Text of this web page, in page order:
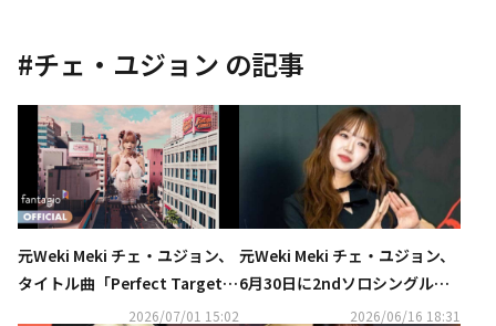
#チェ・ユジョン の記事
元Weki Meki チェ・ユジョン、
タイトル曲「Perfect Target」
MV公開！キュートな世界観
2026/07/01 15:02
元Weki Meki チェ・ユジョン、
6月30日に2ndソロシングル「P
erfect Target」をリリース
2026/06/16 18:31